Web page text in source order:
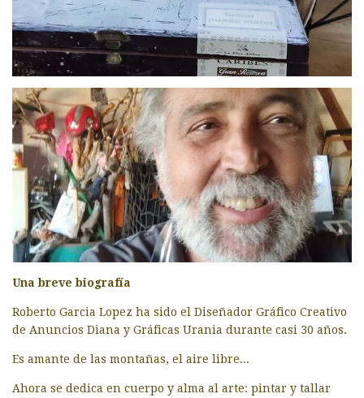
Una breve biografía
Roberto Garcia Lopez ha sido el Diseñador Gráfico Creativo
de Anuncios Diana y Gráficas Urania durante casi 30 años.
Es amante de las montañas, el aire libre...
Ahora se dedica en cuerpo y alma al arte: pintar y tallar